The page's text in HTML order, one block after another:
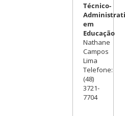
Técnico-
em
Educação
Nathane
Campos
Lima
Telefone:
(48)
3721-
7704